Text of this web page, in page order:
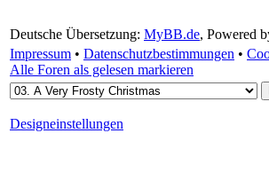
Deutsche Übersetzung: MyBB.de, Powered
Impressum • Datenschutzbestimmungen •
Alle Foren als gelesen markieren
Designeinstellungen